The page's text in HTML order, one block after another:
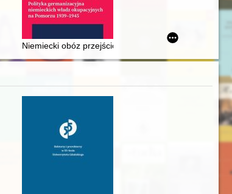
Morza Bałtyckiego we wczesnym średniowieczu :
w XVI-XVIII wieku. T. 2
Niemiecki obóz przejściowy dla jeńców i ludności